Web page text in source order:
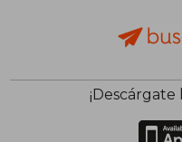
¡Descárgate